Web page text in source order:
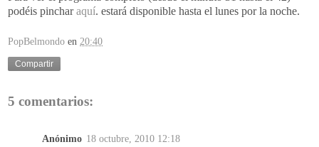
podéis pincharaquí. estará disponible hasta el lunes por la noche.
PopBelmondo en 20:40
Compartir
5 comentarios:
Anónimo 18 octubre, 2010 12:18